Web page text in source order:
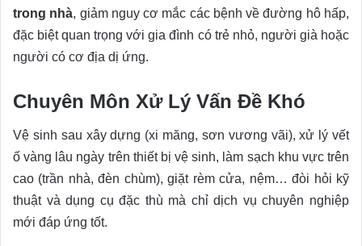
trong nhà, giảm nguy cơ mắc các bệnh về đường hô hấp,
đặc biệt quan trọng với gia đình có trẻ nhỏ, người già hoặc
người có cơ địa dị ứng.
Chuyên Môn Xử Lý Vấn Đề Khó
Vệ sinh sau xây dựng (xi măng, sơn vương vãi), xử lý vết
ố vàng lâu ngày trên thiết bị vệ sinh, làm sạch khu vực trên
cao (trần nhà, đèn chùm), giặt rèm cửa, nệm… đòi hỏi kỹ
thuật và dụng cụ đặc thù mà chỉ dịch vụ chuyên nghiệp
mới đáp ứng tốt.